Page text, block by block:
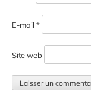
E-mail *
Site web